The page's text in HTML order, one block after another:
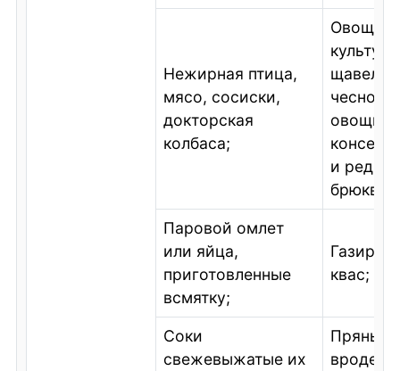
Нежирная птица,
мясо, сосиски,
докторская
колбаса;
щавеля
чеснока
и
брюквы
Паровой омлет
или яйца,
приготовленные
всмятку;
квас;
Соки
свежевыжатые их
Пряные
вроде